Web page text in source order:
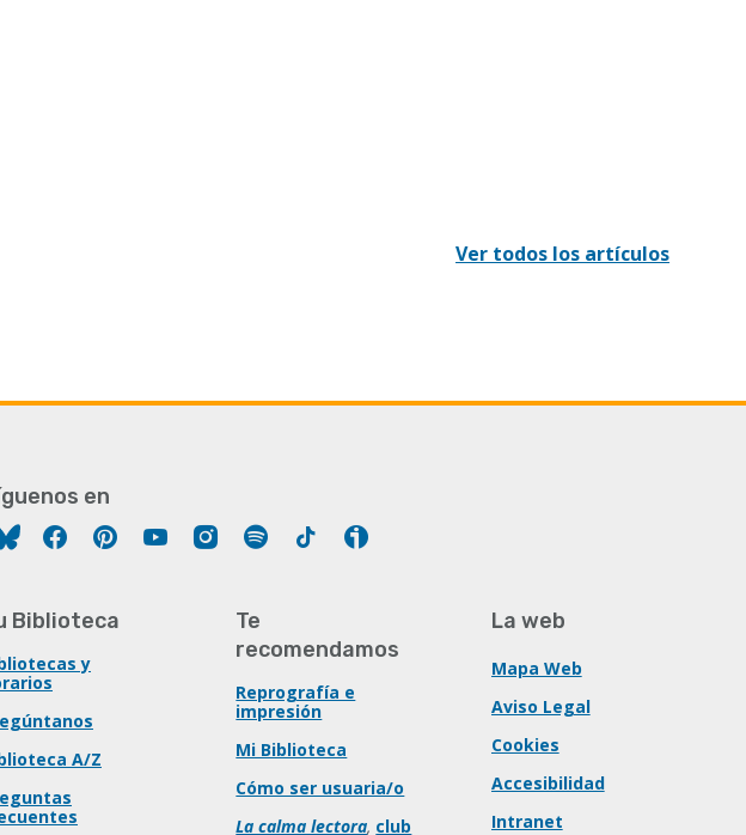
Ver todos los artículos
en
FacebookPinterestYouTubeInstagram
Spotify Tiktok
Biblioteca
y
A/Z
Te
recomendamos
Reprografía e
impresión
Mi Biblioteca
Cómo ser usuaria/o
La calma lectora, club
La web
Mapa Web
Aviso Legal
Cookies
Accesibilidad
Intranet